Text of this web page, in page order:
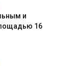
и
16